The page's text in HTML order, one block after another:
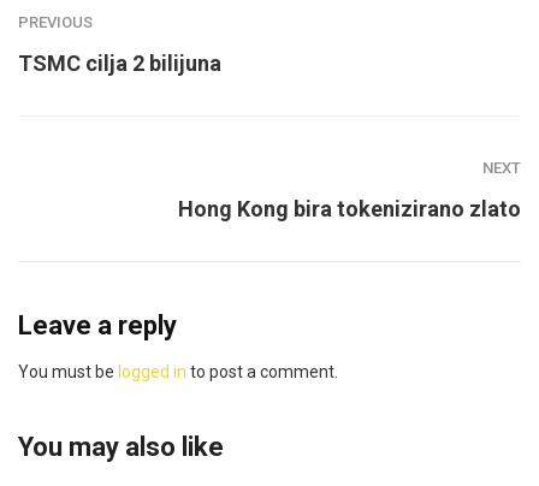
PREVIOUS
TSMC cilja 2 bilijuna
NEXT
Hong Kong bira tokenizirano zlato
Leave a reply
You must be logged in to post a comment.
You may also like